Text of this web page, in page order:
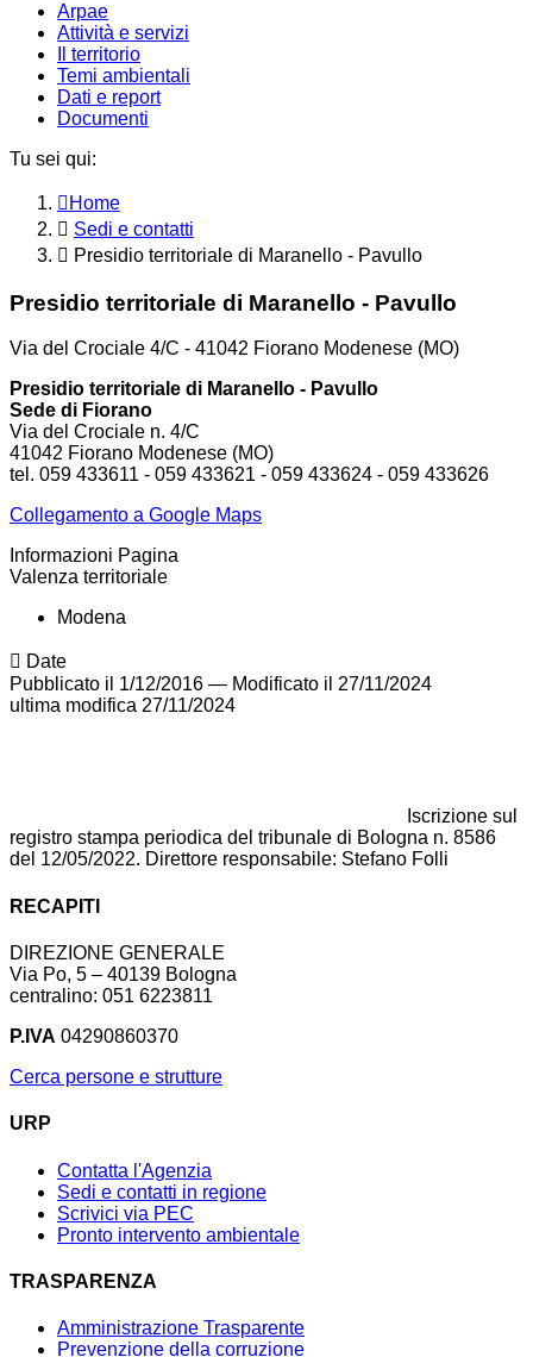
Arpae
Attività e servizi
Il territorio
Temi ambientali
Dati e report
Documenti
Tu sei qui:
Home
Sedi e contatti
Presidio territoriale di Maranello - Pavullo
Presidio territoriale di Maranello - Pavullo
Via del Crociale 4/C - 41042 Fiorano Modenese (MO)
Presidio territoriale di Maranello - Pavullo
Sede di Fiorano
Via del Crociale n. 4/C
41042 Fiorano Modenese (MO)
tel. 059 433611 - 059 433621 - 059 433624 - 059 433626
Collegamento a Google Maps
Informazioni Pagina
Valenza territoriale
Modena
Date
Pubblicato il 1/12/2016 — Modificato il 27/11/2024
ultima modifica 27/11/2024
Iscrizione sul
registro stampa periodica del tribunale di Bologna n. 8586
del 12/05/2022. Direttore responsabile: Stefano Folli
RECAPITI
DIREZIONE GENERALE
Via Po, 5 – 40139 Bologna
centralino: 051 6223811
P.IVA 04290860370
Cerca persone e strutture
URP
Contatta l'Agenzia
Sedi e contatti in regione
Scrivici via PEC
Pronto intervento ambientale
TRASPARENZA
Amministrazione Trasparente
Prevenzione della corruzione